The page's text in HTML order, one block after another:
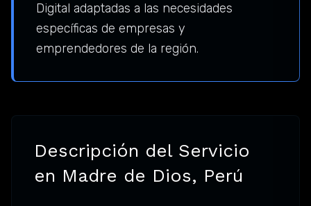
Digital adaptadas a las necesidades
específicas de empresas y
emprendedores de la región.
Descripción del Servicio
en Madre de Dios, Perú